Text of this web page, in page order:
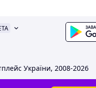
України, 2008-2026